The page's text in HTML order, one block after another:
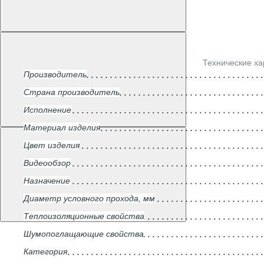
Технические
Производитель
Страна производитель
Исполнение
Материал изделия
Цвет изделия
Видеообзор
Назначение
Диаметр условного прохода, мм
Теплоизоляционные свойства
Шумопоглащающие свойства
Категория